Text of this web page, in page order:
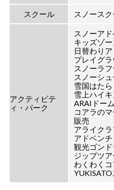
スクール スノース
アクティビテ
ィ・パーク
スノーア
キッズゾー
日替わり
プレイグ
スノーラ
スノーシ
雪国はた
雪上ハイ
ARAIドーム
コアラの
販売
アライク
アドベン
観光ゴンド
ジップツア
わくわくコ